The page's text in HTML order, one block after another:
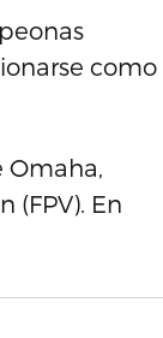
como
Omaha,
En